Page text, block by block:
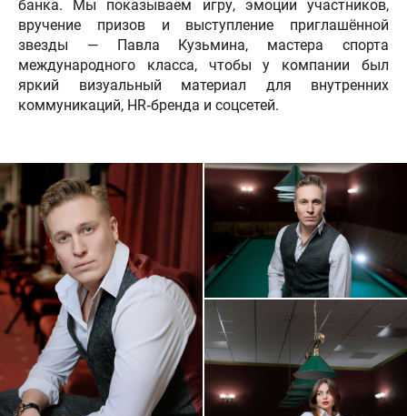
банка. Мы показываем игру, эмоции участников,
вручение призов и выступление приглашённой
звезды — Павла Кузьмина, мастера спорта
международного класса, чтобы у компании был
яркий визуальный материал для внутренних
коммуникаций, HR‑бренда и соцсетей.